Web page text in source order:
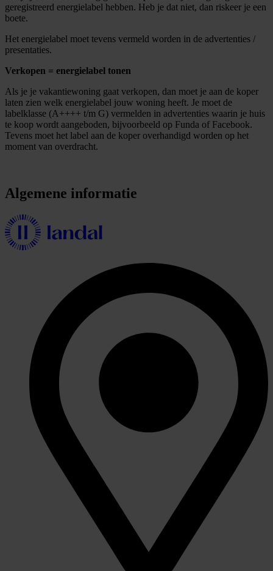
geregistreerd energielabel hebben. Heb je dat niet, dan riskeer je een
boete.
Het energielabel moet tevens vermeld worden in de advertenties /
presentaties.
Verkopen = energielabel tonen
Als je je vakantiewoning gaat verkopen, dan moet je aan de koper
laten zien welk energielabel jouw woning heeft. Je moet de
labelklasse (A++++ t/m G) vermelden in advertenties waarin je huis
te koop wordt aangeboden, bijvoorbeeld op Funda of Facebook.
Tevens moet het label aan de koper overhandigd worden op het
moment van overdracht.
Algemene informatie